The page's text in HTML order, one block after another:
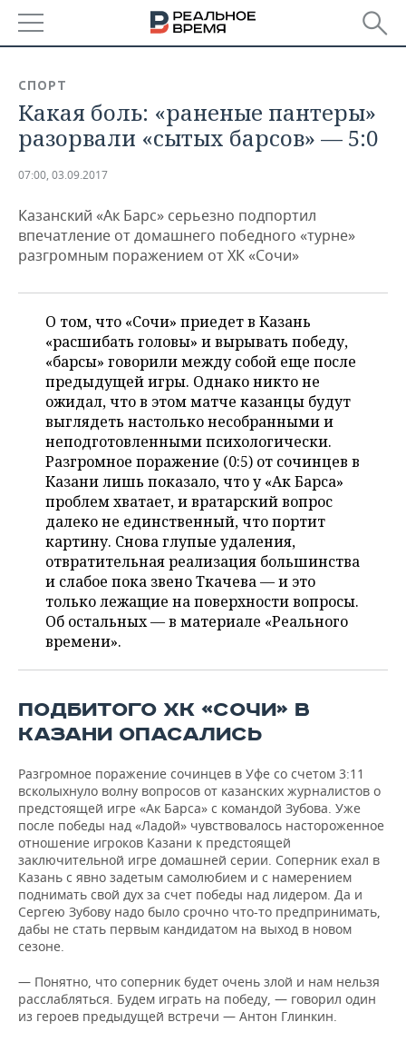
БАШКОРТОСТАН
ТАТАРСТАН
НОВОСТИ
АНАЛИТИКА
ДЕКЛАРАЦИИ О ДОХОДАХ
ВУЗЫ ТАТАРСТАНА
КОМУ ПРИНАДЛЕЖАТ
ТОРГОВЫЕ ЦЕНТРЫ
ТАТАРСТАНА
НОВОСТИ ЭКОНОМИКИ
БАНКИ
БЮДЖЕТ
ИНВЕСТИЦИИ
ПРОМЫШЛЕННОСТЬ
АГРОПРОМ
МАШИНОСТРОЕНИЕ
НЕФТЕХИМИЯ
НЕФТЬ
ОПК
ЭНЕРГЕТИКА
НОВОСТИ НЕДВИЖИМОСТИ
АВТО
НОВОСТИ АВТО
БИЗНЕС
НОВОСТИ БИЗНЕСА
РОЗНИЧНАЯ ТОРГОВЛЯ
ТРАНСПОРТ
УСЛУГИ
ТЕХНОЛОГИИ
НОВОСТИ ТЕХНОЛОГИЙ
МЕДИА
ТЕЛЕКОММУНИКАЦИИ
МЕРОПРИЯТИЯ
НОВОСТИ МЕРОПРИЯТИЙ
ВЫЕЗДНАЯ РЕДАКЦИЯ
БИЗНЕС-БРАНЧИ
ONLINE-КОНФЕРЕНЦИИ
ОТКРЫТАЯ ЛЕКЦИЯ
СПОРТ
НОВОСТИ СПОРТА
ФУТБОЛ
ХОККЕЙ
БАСКЕТБОЛ
КИБЕРСПОРТ
ФИГУРНОЕ КАТАНИЕ
ВОДНЫЕ ВИДЫ СПОРТА
ХОККЕЙ С МЯЧОМ
ОБЩЕСТВО
НОВОСТИ ОБЩЕСТВА
ВЛАСТЬ
ИНФРАСТРУКТУРА
КУЛЬТУРА
МЕДИЦИНА
ОБРАЗОВАНИЕ
ПРОИСШЕСТВИЯ
ФОТОГАЛЕРЕЯ
СЮЖЕТЫ
СПРАВОЧНИК
СПИСОК КОМПАНИЙ
СПОРТ
Какая боль: «раненые пантеры»
разорвали «сытых барсов» — 5:0
07:00, 03.09.2017
Казанский «Ак Барс» серьезно подпортил
впечатление от домашнего победного «турне»
разгромным поражением от ХК «Сочи»
О том, что «Сочи» приедет в Казань
«расшибать головы» и вырывать победу,
«барсы» говорили между собой еще после
предыдущей игры. Однако никто не
ожидал, что в этом матче казанцы будут
выглядеть настолько несобранными и
неподготовленными психологически.
Разгромное поражение (0:5) от сочинцев в
Казани лишь показало, что у «Ак Барса»
проблем хватает, и вратарский вопрос
далеко не единственный, что портит
картину. Снова глупые удаления,
отвратительная реализация большинства
и слабое пока звено Ткачева — и это
только лежащие на поверхности вопросы.
Об остальных — в материале «Реального
времени».
ПОДБИТОГО ХК «СОЧИ» В
КАЗАНИ ОПАСАЛИСЬ
Разгромное поражение сочинцев в Уфе со счетом 3:11
всколыхнуло волну вопросов от казанских журналистов о
предстоящей игре «Ак Барса» с командой Зубова. Уже
после победы над «Ладой» чувствовалось настороженное
отношение игроков Казани к предстоящей
заключительной игре домашней серии. Соперник ехал в
Казань с явно задетым самолюбием и с намерением
поднимать свой дух за счет победы над лидером. Да и
Сергею Зубову надо было срочно что-то предпринимать,
дабы не стать первым кандидатом на выход в новом
сезоне.
— Понятно, что соперник будет очень злой и нам нельзя
расслабляться. Будем играть на победу, — говорил один
из героев предыдущей встречи — Антон Глинкин.